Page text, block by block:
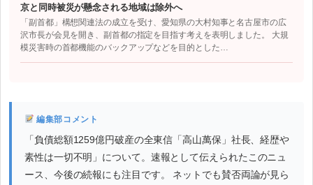
京と同時被災が懸念される地域は除外へ
「副首都」構想関連法の成立を受け、愛知県の大村知事と名古屋市の広
沢市長が会見を開き、副首都の指定を目指す考えを表明しました。 大規
模災害時の首都機能のバックアップなどを目的とした…
編集部コメント
「負債総額1259億円破産の全東信「高山萬保」社長、経歴や
素性は一切不明」について。速報として伝えられたこのニュ
ース、今後の続報にも注目です。 ネットでも賛否両論が見ら